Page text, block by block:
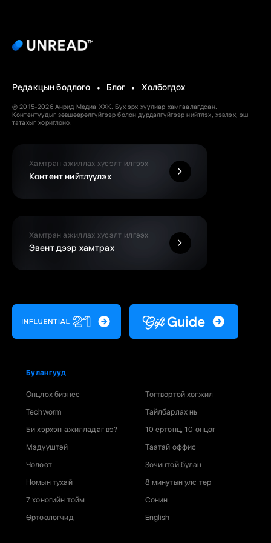
Редакцын бодлого Блог Холбогдох
© 2015-2026 Анрид Медиа ХХК. Бүх эрх хуулиар хамгаалагдсан.
Контентуудыг зөвшөөрөлгүйгээр болон дурдалгүйгээр нийтлэх, хэвлэх, эш
татахыг хориглоно.
Хамтран ажиллах хүсэлт илгээх
Контент нийтлүүлэх
Хамтран ажиллах хүсэлт илгээх
Эвент дээр хамтрах
Булангууд
Онцлох бизнес
Techworm
Би хэрхэн ажилладаг вэ?
Мэдүүштэй
Чөлөөт
Номын тухай
7 хоногийн тойм
Өртөөлөгчид
Тогтвортой хөгжил
Тайлбарлах нь
10 ертөнц, 10 өнцөг
Таатай оффис
Зочинтой булан
8 минутын улс төр
Сонин
English